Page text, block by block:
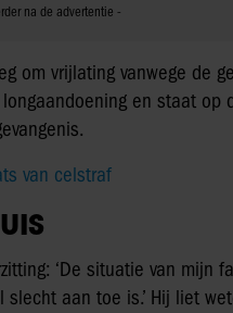
om vrijlating vanwege de
en staat op
van celstraf
‘De situatie van mijn
aan toe is.’ Hij liet